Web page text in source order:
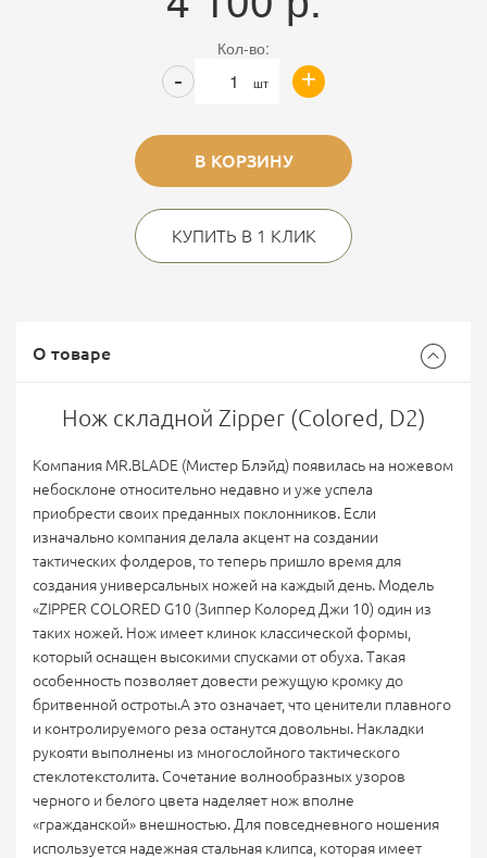
Кол-во:
шт +
-
В КОРЗИНУ
КУПИТЬ В 1 КЛИК
О товаре
Нож складной Zipper (Colored, D2)
Компания MR.BLADE (Мистер Блэйд) появилась на ножевом
небосклоне относительно недавно и уже успела
приобрести своих преданных поклонников. Если
изначально компания делала акцент на создании
тактических фолдеров, то теперь пришло время для
создания универсальных ножей на каждый день. Модель
«ZIPPER COLORED G10 (Зиппер Колоред Джи 10) один из
таких ножей. Нож имеет клинок классической формы,
который оснащен высокими спусками от обуха. Такая
особенность позволяет довести режущую кромку до
бритвенной остроты.А это означает, что ценители плавного
и контролируемого реза останутся довольны. Накладки
рукояти выполнены из многослойного тактического
стеклотекстолита. Сочетание волнообразных узоров
черного и белого цвета наделяет нож вполне
«гражданской» внешностью. Для повседневного ношения
используется надежная стальная клипса, которая имеет